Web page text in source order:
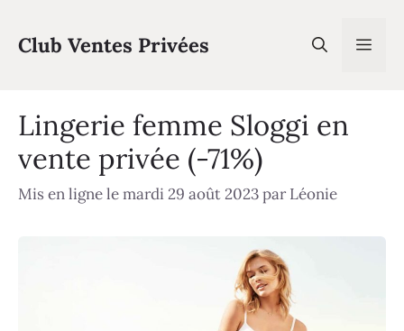
contenu
Club Ventes Privées
Lingerie femme Sloggi en
vente privée (-71%)
Mis en ligne le mardi 29 août 2023parLéonie